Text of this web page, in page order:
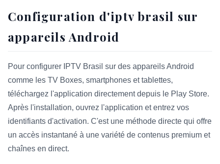
Configuration d'iptv brasil sur
appareils Android
Pour configurer IPTV Brasil sur des appareils Android
comme les TV Boxes, smartphones et tablettes,
téléchargez l'application directement depuis le Play Store.
Après l'installation, ouvrez l'application et entrez vos
identifiants d'activation. C'est une méthode directe qui offre
un accès instantané à une variété de contenus premium et
chaînes en direct.